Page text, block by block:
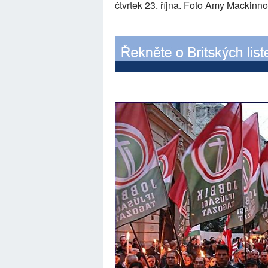
čtvrtek 23. října. Foto Amy